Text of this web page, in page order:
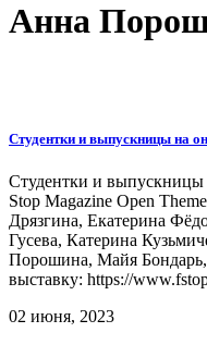
Анна
Студентки и выпускницы на
Студентки и выпускницы
Stop Magazine Open
Дрязгина, Екатерина
Гусева, Катерина
Порошина, Майя
выставку: https://
02 июня, 2023